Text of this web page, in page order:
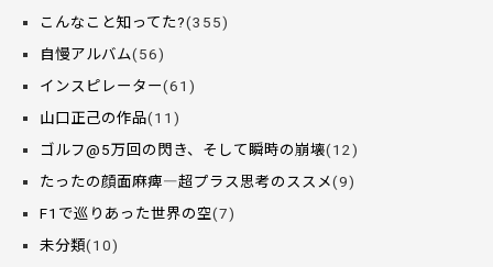
こんなこと知ってた?(355)
自慢アルバム(56)
インスピレーター(61)
山口正己の作品(11)
ゴルフ@5万回の閃き、そして瞬時の崩壊(12)
たったの顔面麻痺―超プラス思考のススメ(9)
F1で巡りあった世界の空(7)
未分類(10)